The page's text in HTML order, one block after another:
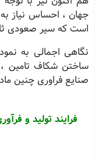
جهان ، احساس نیاز
است که سیر صعودی
نگاهی اجمالی به
ساختن شکاف تامین ،
صنایع فراوری چنین
فرایند تولید و